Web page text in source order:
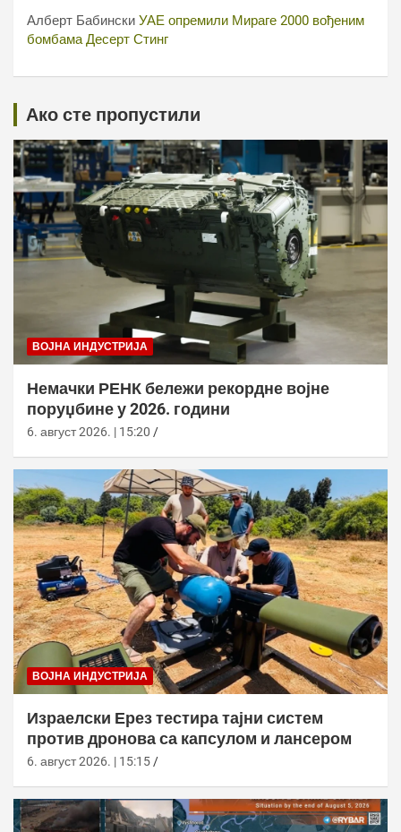
Алберт Бабински УАЕ опремили Мираге 2000 вођеним
бомбама Десерт Стинг
Ако сте пропустили
ВОЈНА ИНДУСТРИЈА
Немачки РЕНК бележи рекордне војне
поруџбине у 2026. години
6. август 2026. | 15:20
ВОЈНА ИНДУСТРИЈА
Израелски Ерез тестира тајни систем
против дронова са капсулом и лансером
6. август 2026. | 15:15